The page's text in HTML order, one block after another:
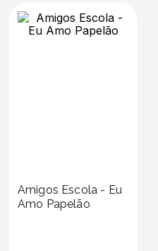
Amigos Escola - Eu
Amo Papelão